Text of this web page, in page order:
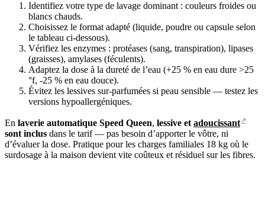
Identifiez votre type de lavage dominant : couleurs froides ou
blancs chauds.
Choisissez le format adapté (liquide, poudre ou capsule selon
le tableau ci-dessous).
Vérifiez les enzymes : protéases (sang, transpiration), lipases
(graisses), amylases (féculents).
Adaptez la dose à la dureté de l’eau (+25 % en eau dure >25
°f, -25 % en eau douce).
Évitez les lessives sur-parfumées si peau sensible — testez les
versions hypoallergéniques.
En laverie automatique Speed Queen, lessive etadoucissant ↗
sont inclus dans le tarif — pas besoin d’apporter le vôtre, ni
d’évaluer la dose. Pratique pour les charges familiales 18 kg où le
surdosage à la maison devient vite coûteux et résiduel sur les fibres.